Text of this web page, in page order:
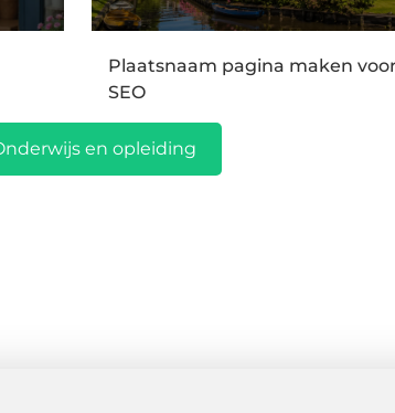
Plaatsnaam pagina maken voor
SEO
en opleiding